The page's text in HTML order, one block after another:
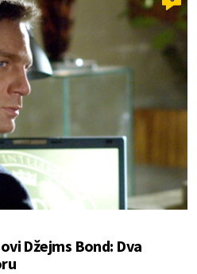
Džejms Bond: Dva